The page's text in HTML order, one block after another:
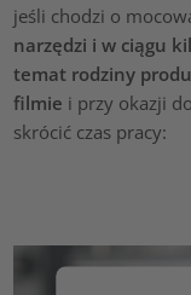
jeśli chodzi o
narzędzi i w ciągu
temat rodziny
filmie i przy okazji
skrócić czas pracy: